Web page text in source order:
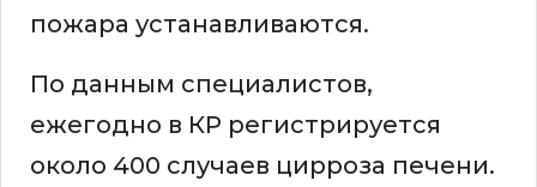
пожара устанавливаются.
По данным специалистов,
ежегодно в КР регистрируется
около 400 случаев цирроза печени.